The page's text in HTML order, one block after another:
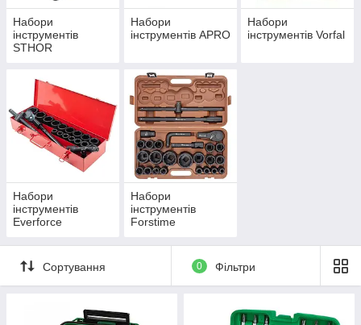
Набори
інструментів
STHOR
Набори
інструментів APRO
Набори
інструментів Vorfal
Набори
інструментів
Everforce
Набори
інструментів
Forstime
Сортування 0 Фільтри